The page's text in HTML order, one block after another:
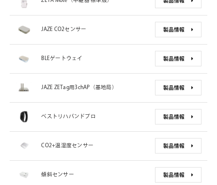
JAZE CO2センサー 製品情報
BLEゲートウェイ 製品情報
JAZE ZETag用3chAP（基地局） 製品情報
ベストリハバンドプロ 製品情報
CO2+温湿度センサー 製品情報
傾斜センサー 製品情報